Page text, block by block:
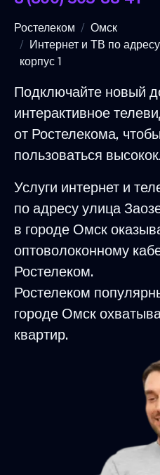
Ростелеком
Омск
Интернет и ТВ по
корпус 1
Подключайте новый
интерактивное
от Ростелекома,
пользоваться
Услуги интернет и
по адресу улица
в городе Омск
оптоволоконному
Ростелеком.
Ростелеком
городе Омск
квартир.